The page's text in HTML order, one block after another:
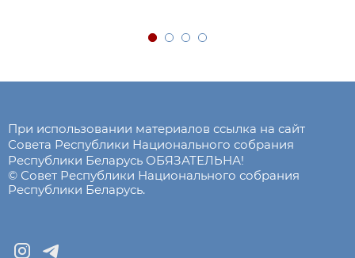
При использовании материалов ссылка на сайт
Совета Республики Национального собрания
Республики Беларусь ОБЯЗАТЕЛЬНА!
© Совет Республики Национального собрания
Республики Беларусь.